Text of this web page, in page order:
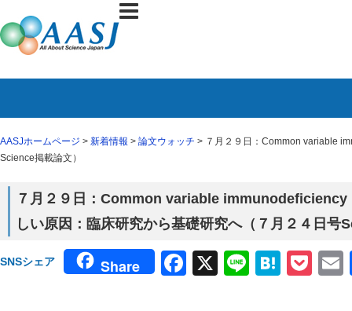
AASJホームページ > 新着情報 > 論文ウォッチ > ７月２９日：Common variable
Science掲載論文）
７月２９日：Common variable immunodeficiency
しい原因：臨床研究から基礎研究へ（７月２４日号
SNSシェア Share Facebook
X Line